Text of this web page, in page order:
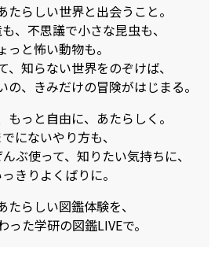
たらしい世界と出会うこと。
、 不思議で小さな昆虫も、
っと怖い動物も。
知らない世界をのぞけば、
、 きみだけの冒険がはじまる。
っと自由に、 あたらしく。
にないやり方も、
ぶ使って、 知りたい気持ちに、
きりよくばりに。
たらしい図鑑体験を、
った学研の図鑑LIVEで。